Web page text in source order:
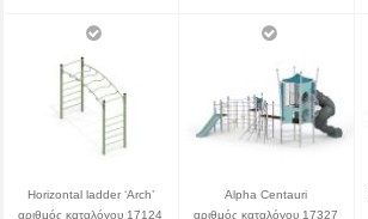
Horizontal ladder ‘Arch’
αριθμός καταλόγου 17124
Alpha Centauri
αριθμός καταλόγου 17327